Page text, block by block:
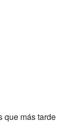
que más tarde